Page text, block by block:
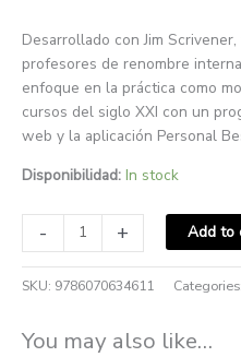
Desarrollado con Jim
profesores de renombre
enfoque en la práctica como
cursos del siglo XXI con un
web y la aplicación Personal
Disponibilidad: In stock
- + Add to
SKU: 9786070634611 Categories:
You may also like…